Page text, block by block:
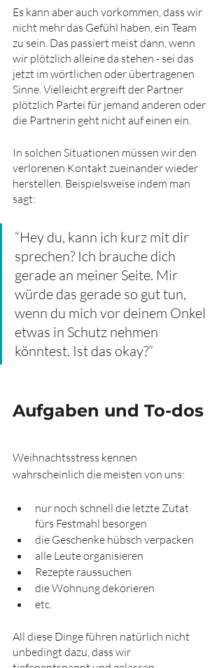
Es kann aber auch vorkommen, dass wir
nicht mehr das Gefühl haben, ein Team
zu sein. Das passiert meist dann, wenn
wir plötzlich alleine da stehen - sei das
jetzt im wörtlichen oder übertragenen
Sinne. Vielleicht ergreift der Partner
plötzlich Partei für jemand anderen oder
die Partnerin geht nicht auf einen ein.
In solchen Situationen müssen wir den
verlorenen Kontakt zueinander wieder
herstellen. Beispielsweise indem man
sagt:
“Hey du, kann ich kurz mit dir
sprechen? Ich brauche dich
gerade an meiner Seite. Mir
würde das gerade so gut tun,
wenn du mich vor deinem Onkel
etwas in Schutz nehmen
könntest. Ist das okay?”
Aufgaben und To-dos
Weihnachtsstress kennen
wahrscheinlich die meisten von uns:
nur noch schnell die letzte Zutat
fürs Festmahl besorgen
die Geschenke hübsch verpacken
alle Leute organisieren
Rezepte raussuchen
die Wohnung dekorieren
etc.
All diese Dinge führen natürlich nicht
unbedingt dazu, dass wir